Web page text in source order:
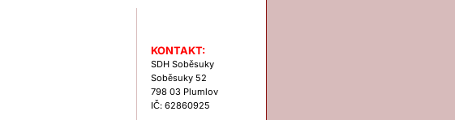
KONTAKT:
SDH Soběsuky
Soběsuky 52
798 03 Plumlov
IČ: 62860925